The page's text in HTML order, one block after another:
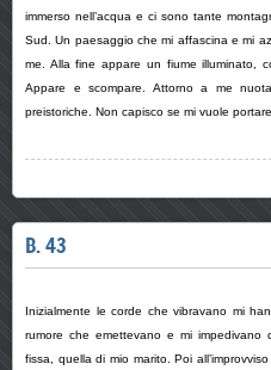
immerso nell’acqua e ci sono tante
Sud. Un paesaggio che mi affascina e mi
me. Alla fine appare un fiume illuminato,
Appare e scompare. Attorno a me
preistoriche. Non capisco se mi vuole
B. 43
Inizialmente le corde che vibravano mi
rumore che emettevano e mi
fissa, quella di mio marito. Poi